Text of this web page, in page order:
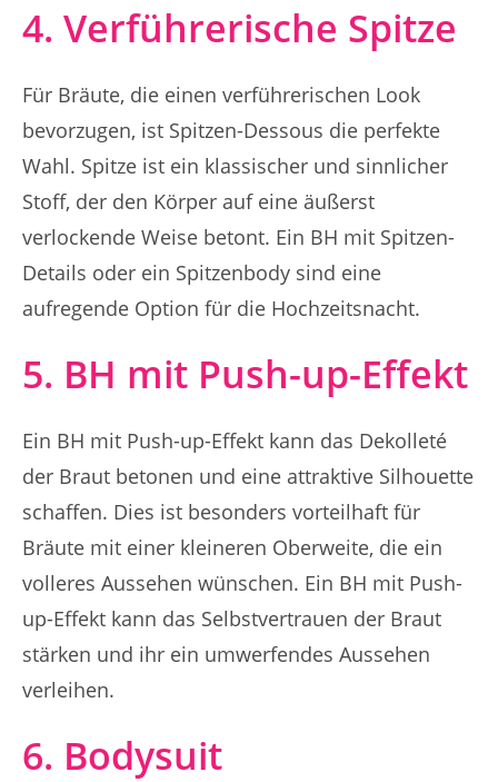
4. Verführerische Spitze
Für Bräute, die einen verführerischen Look
bevorzugen, ist Spitzen-Dessous die perfekte
Wahl. Spitze ist ein klassischer und sinnlicher
Stoff, der den Körper auf eine äußerst
verlockende Weise betont. Ein BH mit Spitzen-
Details oder ein Spitzenbody sind eine
aufregende Option für die Hochzeitsnacht.
5. BH mit Push-up-Effekt
Ein BH mit Push-up-Effekt kann das Dekolleté
der Braut betonen und eine attraktive Silhouette
schaffen. Dies ist besonders vorteilhaft für
Bräute mit einer kleineren Oberweite, die ein
volleres Aussehen wünschen. Ein BH mit Push-
up-Effekt kann das Selbstvertrauen der Braut
stärken und ihr ein umwerfendes Aussehen
verleihen.
6. Bodysuit